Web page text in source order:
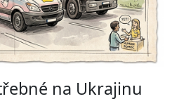
na Ukrajinu